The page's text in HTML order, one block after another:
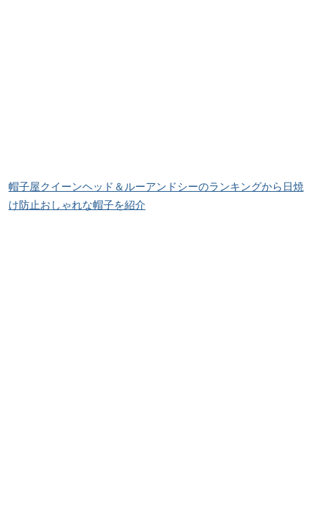
帽子屋クイーンヘッド＆ルーアンドシーのランキングから日焼
け防止おしゃれな帽子を紹介